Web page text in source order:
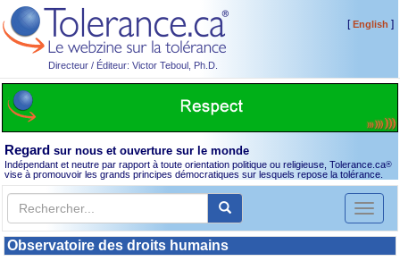
Directeur / Éditeur: Victor Teboul, Ph.D.
[English ]
Regard sur nous et ouverture sur le monde
Indépendant et neutre par rapport à toute orientation politique ou religieuse, Tolerance.ca®
vise à promouvoir les grands principes démocratiques sur lesquels repose la tolérance.
Toggle
Observatoire des droits humains